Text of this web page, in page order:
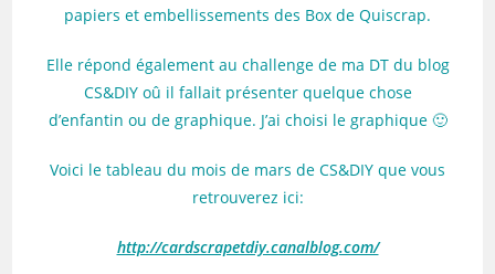
papiers et embellissements des Box de Quiscrap.
Elle répond également au challenge de ma DT du blog
CS&DIY oû il fallait présenter quelque chose
d’enfantin ou de graphique. J’ai choisi le graphique 🙂
Voici le tableau du mois de mars de CS&DIY que vous
retrouverez ici:
http://cardscrapetdiy.canalblog.com/